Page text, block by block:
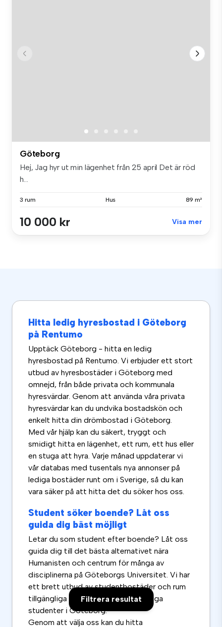
Filtrera resultat
Göteborg
Hej, Jag hyr ut min lägenhet från 25 april Det är röd
h...
3 rum Hus 89 m²
10 000 kr Visa mer
Hitta ledig hyresbostad i Göteborg
på Rentumo
Upptäck Göteborg - hitta en ledig
hyresbostad på Rentumo. Vi erbjuder ett stort
utbud av hyresbostäder i Göteborg med
omnejd, från både privata och kommunala
hyresvärdar. Genom att använda våra privata
hyresvärdar kan du undvika bostadskön och
enkelt hitta din drömbostad i Göteborg.
Med vår hjälp kan du säkert, tryggt och
smidigt hitta en lägenhet, ett rum, ett hus eller
en stuga att hyra. Varje månad uppdaterar vi
vår databas med tusentals nya annonser på
lediga bostäder runt om i Sverige, så du kan
vara säker på att hitta det du söker hos oss.
Student söker boende? Låt oss
guida dig bäst möjligt
Letar du som student efter boende? Låt oss
guida dig till det bästa alternativet nära
Humanisten och centrum för många av
disciplinerna på Göteborgs Universitet. Vi har
ett brett utbud av studentbostäder och rum
tillgängliga för både nya och befintliga
studenter i Göteborg.
Genom att välja oss kan du hitta